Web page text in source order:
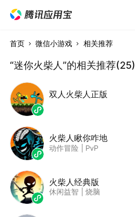
首页 微信小游戏 相关推荐
“迷你火柴人”的相关推荐(25)
双人火柴人正版
火柴人瞅你咋地
动作冒险 PvP
火柴人经典版
休闲益智 烧脑